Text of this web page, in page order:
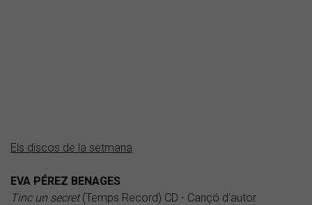
Els discos de la setmana
EVA PÉREZ BENAGES
Tinc un secret(Temps Record) CD - Cançó d'autor